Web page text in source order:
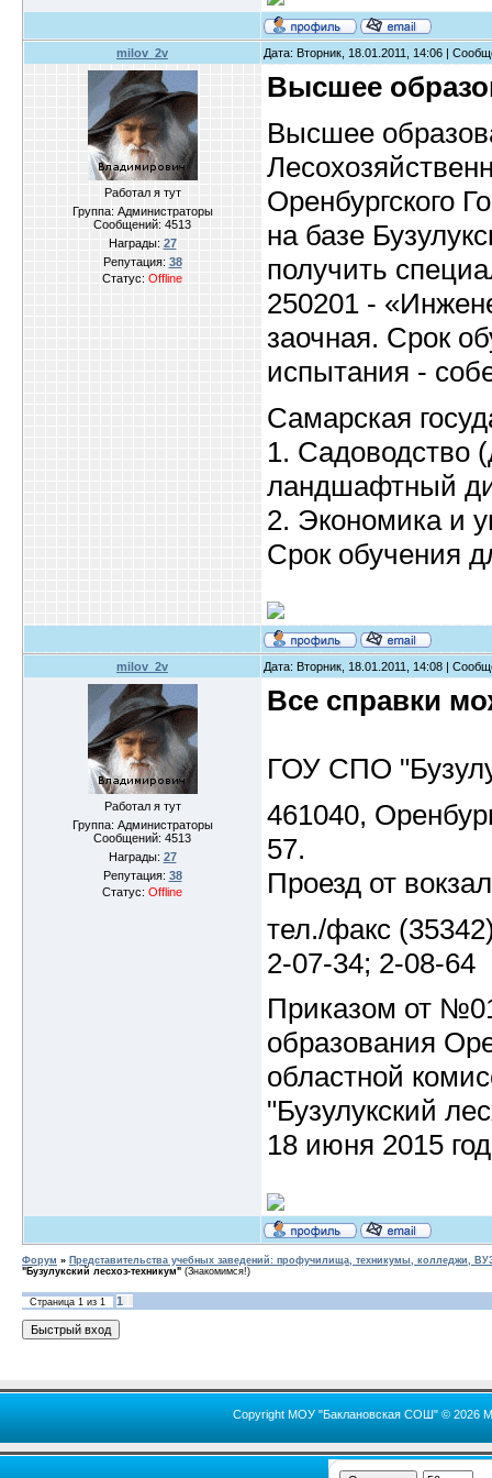
milov_2v Дата: Вторник, 18.01.2011, 14:06 |
Работал я тут
Группа: Администраторы
Сообщений: 4513
Награды: 27
Репутация: 38
Статус: Offline
Высшее
Высшее
Оренбургского
на базе
получить
250201 -
заочная. Срок
испытания -
Самарская
1. Садоводство
ландшафтный
2. Экономика и
Срок обучения
milov_2v Дата: Вторник, 18.01.2011, 14:08 |
Работал я тут
Группа: Администраторы
Сообщений: 4513
Награды: 27
Репутация: 38
Статус: Offline
Все справки
ГОУ СПО
461040,
57.
Проезд от
тел./факс
2-07-34; 2-08-64
Приказом от
образования
областной
"Бузулукский
18 июня 2015
Форум » Представительства учебных заведений: профучилища, техникумы, колледжи,
"Бузулукский лесхоз-техникум" (Знакомимся!)
Страница 1 из 1 1
Copyright МОУ "Баклановская СОШ" © 2026